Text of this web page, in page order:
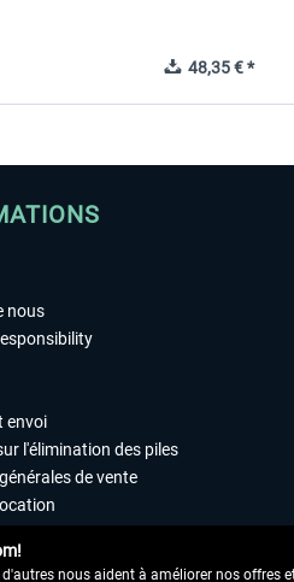
48,35 € *
nous
envoi
l'élimination des piles
de vente
nous aident à améliorer nos offres